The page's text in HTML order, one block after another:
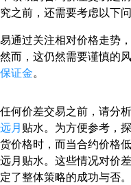
之前，还需要考虑以下问
易通过关注相对价格走势
而，这仍然需要谨慎的
保证金。
何价差交易之前，请分
月 贴水。为方便参考，
价格时，而当合约价格
月贴水。这些情况对价
了整体策略的成功与否。